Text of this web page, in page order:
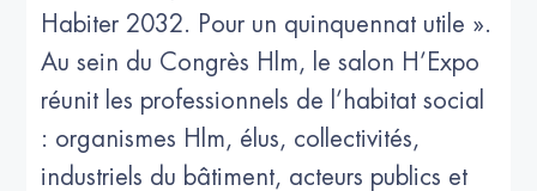
Habiter 2032. Pour un quinquennat utile ».
Au sein du Congrès Hlm, le salon H’Expo
réunit les professionnels de l’habitat social
: organismes Hlm, élus, collectivités,
industriels du bâtiment, acteurs publics et